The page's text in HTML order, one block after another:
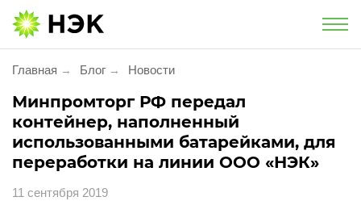
Национальная экологическая компания
Услуги
Утилизация и обезвреживание
Экологическое сопровождение
Главная → Блог → Новости
Минпромторг РФ передал
контейнер, наполненный
использованными батарейками, для
переработки на линии ООО «НЭК»
11 сентября 2019